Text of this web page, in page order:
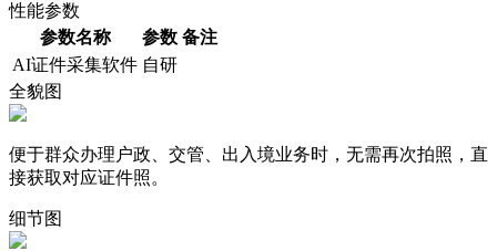
性能参数
参数名称
参数 备注
AI证件采集软件 自研
全貌图
便于群众办理户政、交管、出入境业务时，无需再次拍照，直
接获取对应证件照。
细节图